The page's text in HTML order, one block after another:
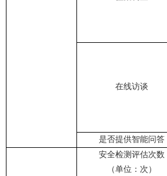
在线访谈
是否提供智能问答
安全检测评估次数
（单位：次）